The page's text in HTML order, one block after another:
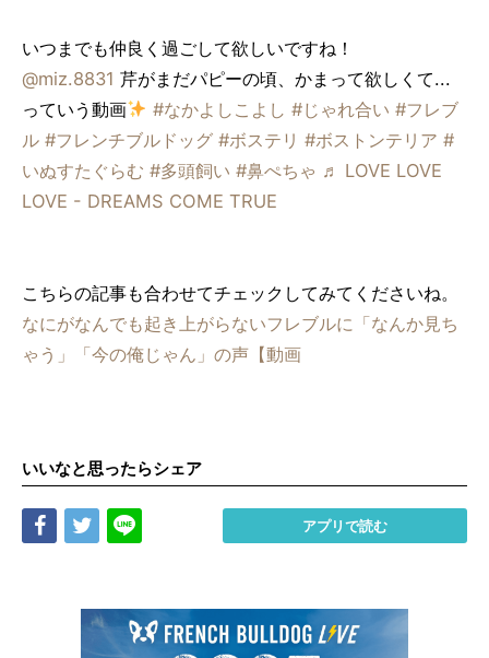
いつまでも仲良く過ごして欲しいですね！
@miz.8831 芹がまだパピーの頃、かまって欲しくて...
っていう動画
#なかよしこよし #じゃれ合い #フレブ
ル #フレンチブルドッグ #ボステリ #ボストンテリア #
いぬすたぐらむ #多頭飼い #鼻ぺちゃ ♬ LOVE LOVE
LOVE - DREAMS COME TRUE
こちらの記事も合わせてチェックしてみてくださいね。
なにがなんでも起き上がらないフレブルに「なんか見ち
ゃう」「今の俺じゃん」の声【動画
いいなと思ったらシェア
Share Tweet アプリで読む